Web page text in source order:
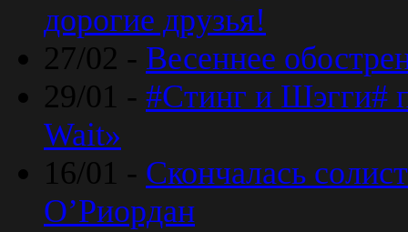
дорогие друзья!
27/02 - Весеннее
29/01 - #Стинг и Шэгги#
Wait»
16/01 - Скончалась
O’Риордан